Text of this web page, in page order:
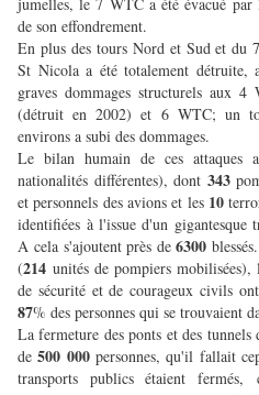
de son effondrement.
En plus des tours Nord et Sud et du
St Nicola a été totalement
graves dommages structurels aux
(détruit en 2002) et 6 WTC; un
environs a subi des dommages.
Le bilan humain de ces
nationalités différentes), dont 343
et personnels des avions et les 10
identifiées à l'issue d'un gigantesque
A cela s'ajoutent près de6300
(214 unités de pompiers
de sécurité et de courageux civils
87% des personnes qui se trouvaient
La fermeture des ponts et des
de500 000personnes, qu'il fallait
transports publics étaient